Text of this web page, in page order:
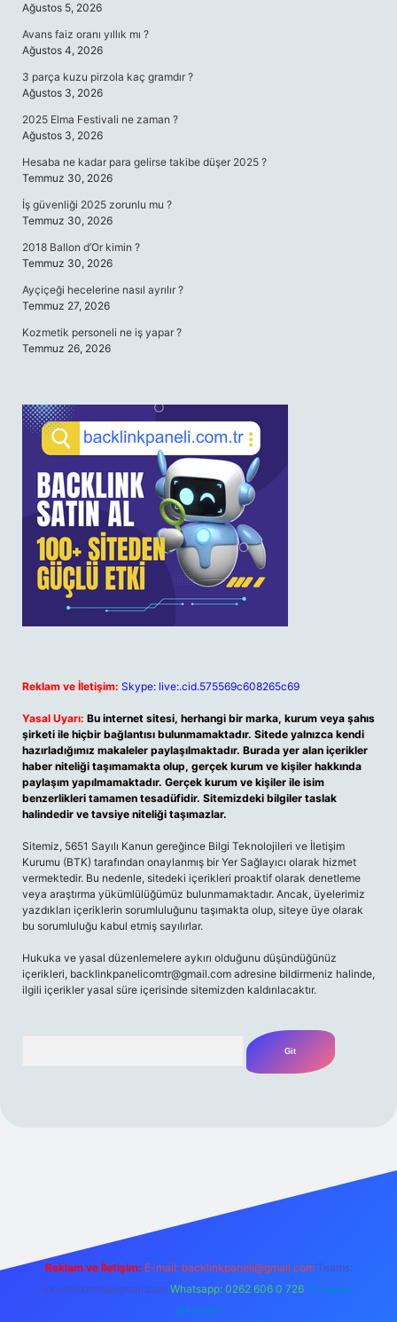
Ağustos 5, 2026
Avans faiz oranı yıllık mı ?
Ağustos 4, 2026
3 parça kuzu pirzola kaç gramdır ?
Ağustos 3, 2026
2025 Elma Festivali ne zaman ?
Ağustos 3, 2026
Hesaba ne kadar para gelirse takibe düşer 2025 ?
Temmuz 30, 2026
İş güvenliği 2025 zorunlu mu ?
Temmuz 30, 2026
2018 Ballon d’Or kimin ?
Temmuz 30, 2026
Ayçiçeği hecelerine nasıl ayrılır ?
Temmuz 27, 2026
Kozmetik personeli ne iş yapar ?
Temmuz 26, 2026
Reklam ve İletişim: Skype: live:.cid.575569c608265c69
Yasal Uyarı: Bu internet sitesi, herhangi bir marka, kurum veya şahıs
şirketi ile hiçbir bağlantısı bulunmamaktadır. Sitede yalnızca kendi
hazırladığımız makaleler paylaşılmaktadır. Burada yer alan içerikler
haber niteliği taşımamakta olup, gerçek kurum ve kişiler hakkında
paylaşım yapılmamaktadır. Gerçek kurum ve kişiler ile isim
benzerlikleri tamamen tesadüfidir. Sitemizdeki bilgiler taslak
halindedir ve tavsiye niteliği taşımazlar.
Sitemiz, 5651 Sayılı Kanun gereğince Bilgi Teknolojileri ve İletişim
Kurumu (BTK) tarafından onaylanmış bir Yer Sağlayıcı olarak hizmet
vermektedir. Bu nedenle, sitedeki içerikleri proaktif olarak denetleme
veya araştırma yükümlülüğümüz bulunmamaktadır. Ancak, üyelerimiz
yazdıkları içeriklerin sorumluluğunu taşımakta olup, siteye üye olarak
bu sorumluluğu kabul etmiş sayılırlar.
Hukuka ve yasal düzenlemelere aykırı olduğunu düşündüğünüz
içerikleri, backlinkpanelicomtr@gmail.com adresine bildirmeniz halinde,
ilgili içerikler yasal süre içerisinde sitemizden kaldırılacaktır.
Reklam ve İletişim: E-mail: backlinkpaneli@gmail.com Teams:
forumhizmeti@gmail.com Whatsapp: 0262 606 0 726 Telegram:
@karabul